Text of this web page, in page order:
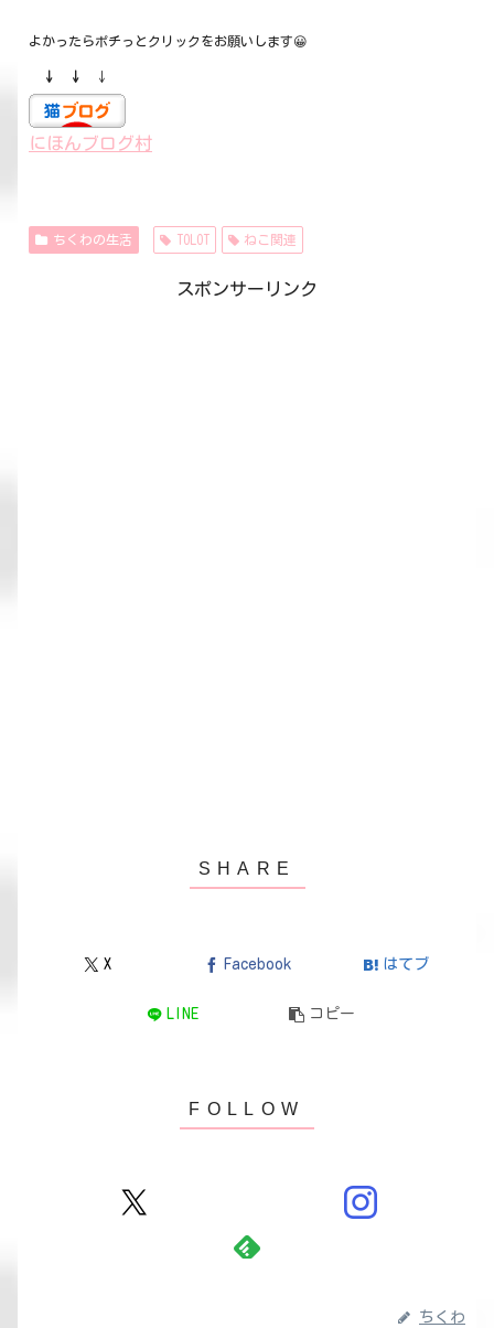
よかったらポチっとクリックをお願いします😀
↓ ↓ ↓
にほんブログ村
ちくわの生活 TOLOT ねこ関連
スポンサーリンク
X Facebook はてブ
LINE コピー
ちくわ